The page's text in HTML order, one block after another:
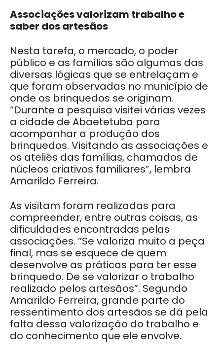
Associações valorizam trabalho e
saber dos artesãos
Nesta tarefa, o mercado, o poder
público e as famílias são algumas das
diversas lógicas que se entrelaçam e
que foram observadas no município de
onde os brinquedos se originam.
“Durante a pesquisa visitei várias vezes
a cidade de Abaetetuba para
acompanhar a produção dos
brinquedos. Visitando as associações e
os ateliês das famílias, chamados de
núcleos criativos familiares”, lembra
Amarildo Ferreira.
As visitam foram realizadas para
compreender, entre outras coisas, as
dificuldades encontradas pelas
associações. “Se valoriza muito a peça
final, mas se esquece de quem
desenvolve as práticas para ter esse
brinquedo. De se valorizar o trabalho
realizado pelos artesãos”. Segundo
Amarildo Ferreira, grande parte do
ressentimento dos artesãos se dá pela
falta dessa valorização do trabalho e
do conhecimento que ele envolve.